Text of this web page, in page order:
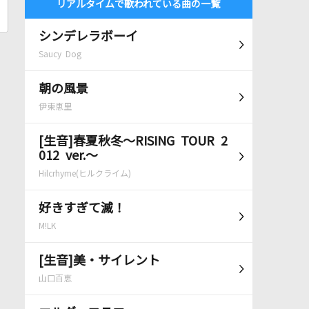
リアルタイムで歌われている曲の一覧
シンデレラボーイ
Saucy Dog
朝の風景
伊東恵里
[生音]春夏秋冬～RISING TOUR 2
012 ver.～
Hilcrhyme(ヒルクライム)
好きすぎて滅！
M!LK
[生音]美・サイレント
山口百恵